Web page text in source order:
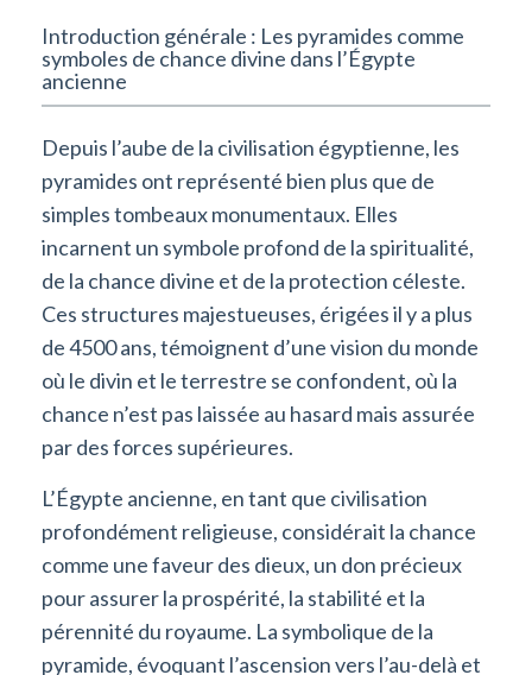
Introduction générale : Les pyramides comme
symboles de chance divine dans l’Égypte
ancienne
Depuis l’aube de la civilisation égyptienne, les
pyramides ont représenté bien plus que de
simples tombeaux monumentaux. Elles
incarnent un symbole profond de la spiritualité,
de la chance divine et de la protection céleste.
Ces structures majestueuses, érigées il y a plus
de 4500 ans, témoignent d’une vision du monde
où le divin et le terrestre se confondent, où la
chance n’est pas laissée au hasard mais assurée
par des forces supérieures.
L’Égypte ancienne, en tant que civilisation
profondément religieuse, considérait la chance
comme une faveur des dieux, un don précieux
pour assurer la prospérité, la stabilité et la
pérennité du royaume. La symbolique de la
pyramide, évoquant l’ascension vers l’au-delà et